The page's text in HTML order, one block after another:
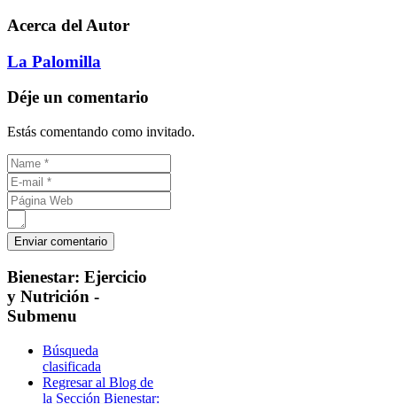
Acerca del Autor
La Palomilla
Déje un comentario
Estás comentando como invitado.
Bienestar: Ejercicio
y Nutrición -
Submenu
Búsqueda
clasificada
Regresar al Blog de
la Sección Bienestar: